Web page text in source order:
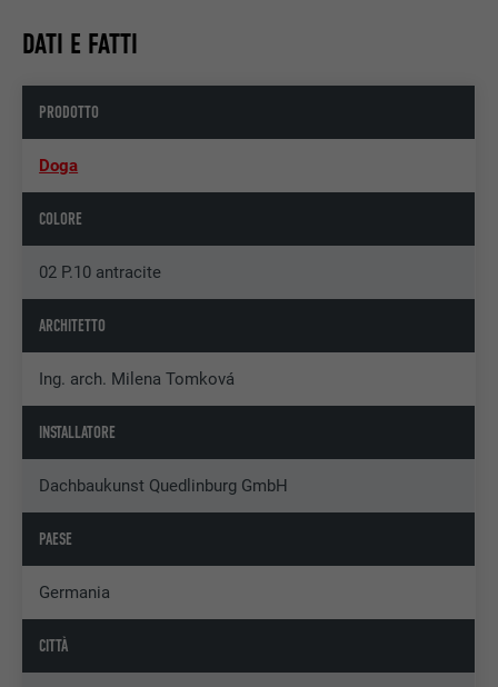
DATI E FATTI
PRODOTTO
Doga
COLORE
02 P.10 antracite
ARCHITETTO
Ing. arch. Milena Tomková
INSTALLATORE
Dachbaukunst Quedlinburg GmbH
PAESE
Germania
CITTÀ